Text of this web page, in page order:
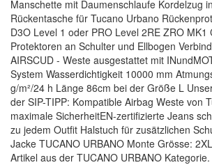
Manschette mit Daumenschlaufe Kordelzug
Rückentasche für Tucano Urbano
D3O Level 1 oder PRO Level 2RE ZRO MK1
Protektoren an Schulter und Ellbogen
AIRSCUD - Weste ausgestattet mit
System Wasserdichtigkeit 10000 mm
g/m²/24 h Länge 86cm bei der Größe L
der SIP-TIPP: Kompatible Airbag Weste von
maximale SicherheitEN-zertifizierte Jeans
zu jedem Outfit Halstuch für zusätzlichen
Jacke TUCANO URBANO Monte Grösse:
Artikel aus der TUCANO URBANO Kategorie.